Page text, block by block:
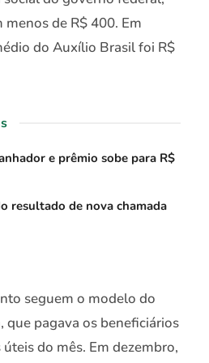
de R$ 400. Em
do Auxílio Brasil foi R$
e prêmio sobe para R$
resultado de nova chamada
seguem o modelo do
que pagava os beneficiários
do mês. Em dezembro,